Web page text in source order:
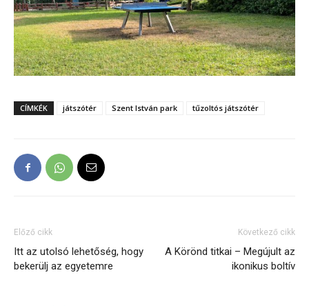
CÍMKÉK játszótér Szent István park tűzoltós játszótér
Előző cikk
Itt az utolsó lehetőség, hogy
bekerülj az egyetemre
Következő cikk
A Körönd titkai – Megújult az
ikonikus boltív